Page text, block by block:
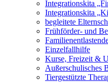
Integrationskita
Integrationskita
begleitete
Frühförder- und
Einzelfallhilfe
Kurse, Freizeit &
Außerschulisches
Tiergestützte